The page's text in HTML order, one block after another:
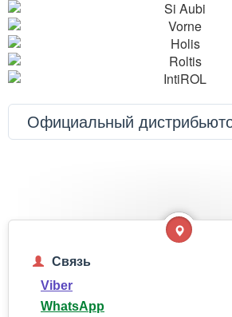
Официальный
Связь
Viber
WhatsApp